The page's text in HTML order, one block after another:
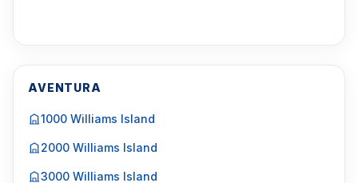
AVENTURA
1000 Williams Island
2000 Williams Island
3000 Williams Island